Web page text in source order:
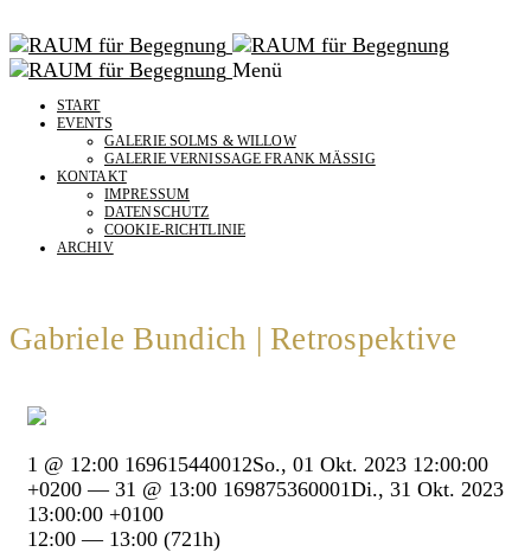
Menü
START
EVENTS
GALERIE SOLMS & WILLOW
GALERIE VERNISSAGE FRANK MÄSSIG
KONTAKT
IMPRESSUM
DATENSCHUTZ
COOKIE-RICHTLINIE
ARCHIV
Gabriele Bundich | Retrospektive
1 @ 12:00 169615440012So., 01 Okt. 2023 12:00:00
+0200 — 31 @ 13:00 169875360001Di., 31 Okt. 2023
13:00:00 +0100
12:00 — 13:00 (721h)